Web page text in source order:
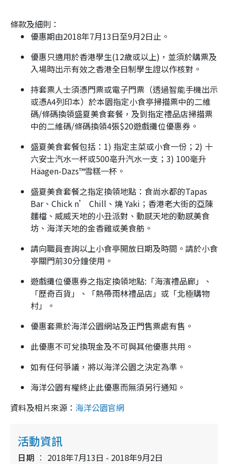
條款及細則：
優惠期由2018年7月13日至9月2日止。
優惠只適用於香港學生(12歲或以上)，並須於購票及
入場時出示有效之香港全日制學生證以作核對。
持套票人士須憑門票或電子門票（透過智能手機出示
或憑A4列印本）於本園指定小食亭掃描票中的二維
碼/條碼換領盛夏美食套餐，及到指定禮品店掃描票
中的二維碼/條碼換領4張$20遊戲攤位優惠券。
盛夏美食套餐包括：1) 指定主菜或小食一份；2) 十
六安士汽水一杯或500亳升汽水一支；3) 100毫升
Häagen-Dazs™雪糕一杯。
盛夏美食套餐之指定換領地點：食尚水都的Tapas
Bar、Chick n’ Chill、燒 Yaki；香港老大街的亞陳
麵檔、威威天地的小丑派對、動感天地的動感美食
坊、海洋天地的金香雞或美食舫。
請向職員查詢以上小食亭開放日期及時間。請於小食
亭關門前30分鐘使用。
遊戲攤位優惠券之指定換領地點:「海濱禮品廊」、
「歷奇百貨」、「熱帶雨林禮品店」或「北極購物
村」。
優惠套票於海洋公園網站及正門售票處有售。
此優惠不可兌換現金及不可與其他優惠共用。
如有任何爭議，將以海洋公園之決定為準。
海洋公園有權終止此優惠而無須另行通知。
資料及相片來源： 海洋公園官網
活動資訊
日期
2018年7月13日 - 2018年9月2日